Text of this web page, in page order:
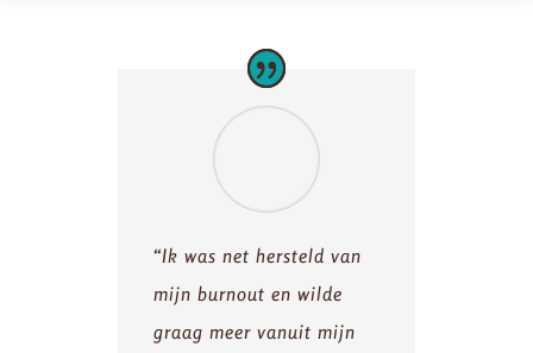
“Ik was net hersteld van
mijn burnout en wilde
graag meer vanuit mijn